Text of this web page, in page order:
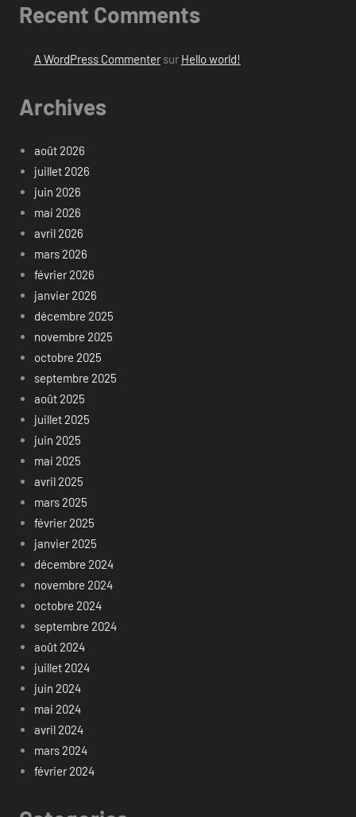
Recent Comments
A WordPress Commentersur Hello world!
Archives
août 2026
juillet 2026
juin 2026
mai 2026
avril 2026
mars 2026
février 2026
janvier 2026
décembre 2025
novembre 2025
octobre 2025
septembre 2025
août 2025
juillet 2025
juin 2025
mai 2025
avril 2025
mars 2025
février 2025
janvier 2025
décembre 2024
novembre 2024
octobre 2024
septembre 2024
août 2024
juillet 2024
juin 2024
mai 2024
avril 2024
mars 2024
février 2024